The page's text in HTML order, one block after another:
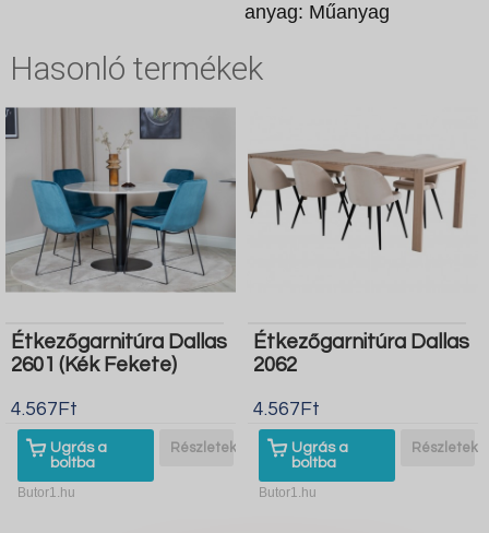
anyag: Műanyag
Hasonló termékek
Étkezőgarnitúra Dallas
2601 (Kék Fekete)
4.567Ft
Ugrás a
boltba
Részletek
Butor1.hu
Étkezőgarnitúra Dallas
2062
4.567Ft
Ugrás a
boltba
Részletek
Butor1.hu